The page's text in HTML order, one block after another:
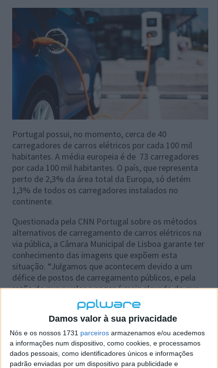
Damos valor à sua privacidade
Nós e os nossos 1731 parceiros armazenamos e/ou acedemos
a informações num dispositivo, como cookies, e processamos
dados pessoais, como identificadores únicos e informações
padrão enviadas por um dispositivo para publicidade e
Portugal possui, no momento, cerca de 40
carregadores de carros elétricos por cada 100 mil
habitantes. A média europeia é de 73 carregadores
por cada 100 mil habitantes. O país, que representa
perto de 2,3% da área total da Europa, só detém
1,3% de todos os carregadores instalados no
continente.
Questionada pela CNN Portugal sobre os métodos
alternativos de carregamento de carros elétricos na
via pública, a Câmara Municipal de Lisboa garante ter
conhecimento das imagens que expõem esta
situação. “Julgamos que acontecem devido a um
défice de postos de carregamento públicos, e pela
razão de que o valor a pagar é mais elevado do que
carregar em casa”.
Este artigo tem mais de um ano